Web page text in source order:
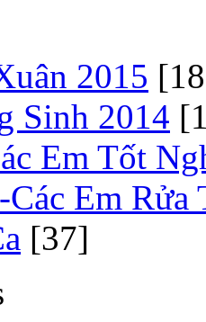
2015
Sinh 2014
Em Tốt
Các Em
[37]